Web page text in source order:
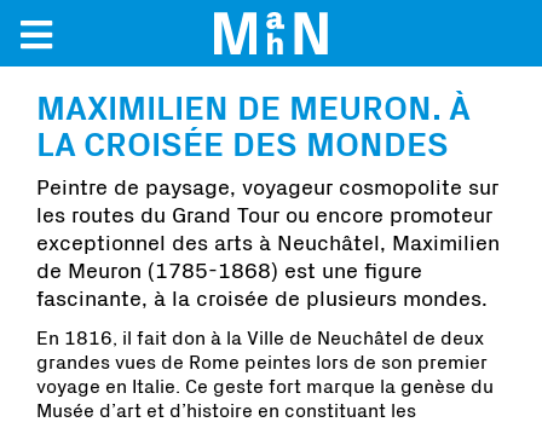
MAXIMILIEN DE MEURON. À
LA CROISÉE DES MONDES
Peintre de paysage, voyageur cosmopolite sur
les routes du Grand Tour ou encore promoteur
exceptionnel des arts à Neuchâtel, Maximilien
de Meuron (1785-1868) est une figure
fascinante, à la croisée de plusieurs mondes.
En 1816, il fait don à la Ville de Neuchâtel de deux
grandes vues de Rome peintes lors de son premier
voyage en Italie. Ce geste fort marque la genèse du
Musée d’art et d’histoire en constituant les